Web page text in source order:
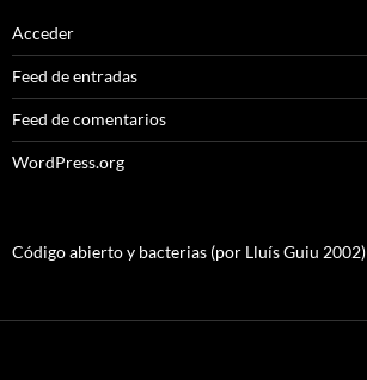
Acceder
Feed de entradas
Feed de comentarios
WordPress.org
Código abierto y bacterias (por Lluís Guiu 2002)